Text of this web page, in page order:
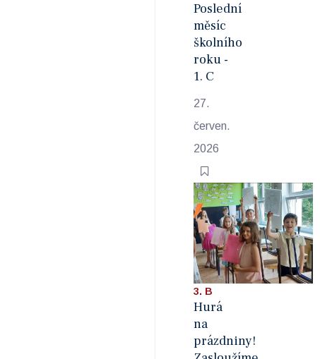
Poslední
měsíc
školního
roku -
1. C
27.
červen.
2026
3. B
Hurá
na
prázdniny!